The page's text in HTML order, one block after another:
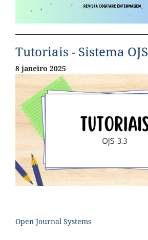
Tutoriais - Sistema OJS
8 janeiro 2025
Open Journal Systems